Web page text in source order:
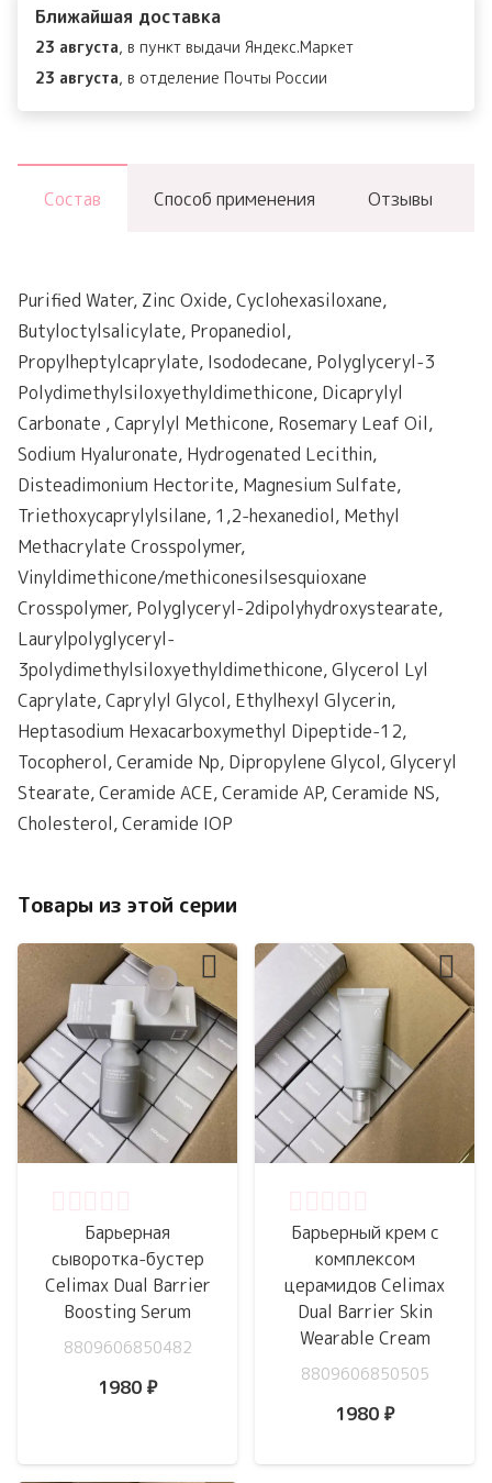
Watery
Sun
Cream
SPF50+PA++++
Ближайшая доставка
23 августа, в пункт выдачи Яндекс.Маркет
23 августа, в отделение Почты России
Состав Способ применения Отзывы
Purified Water, Zinc Oxide, Cyclohexasiloxane,
Butyloctylsalicylate, Propanediol,
Propylheptylcaprylate, Isododecane, Polyglyceryl-3
Polydimethylsiloxyethyldimethicone, Dicaprylyl
Carbonate , Caprylyl Methicone, Rosemary Leaf Oil,
Sodium Hyaluronate, Hydrogenated Lecithin,
Disteadimonium Hectorite, Magnesium Sulfate,
Triethoxycaprylylsilane, 1,2-hexanediol, Methyl
Methacrylate Crosspolymer,
Vinyldimethicone/methiconesilsesquioxane
Crosspolymer, Polyglyceryl-2dipolyhydroxystearate,
Laurylpolyglyceryl-
3polydimethylsiloxyethyldimethicone, Glycerol Lyl
Caprylate, Caprylyl Glycol, Ethylhexyl Glycerin,
Heptasodium Hexacarboxymethyl Dipeptide-12,
Tocopherol, Ceramide Np, Dipropylene Glycol, Glyceryl
Stearate, Ceramide ACE, Ceramide AP, Ceramide NS,
Cholesterol, Ceramide IOP
Товары из этой серии
Барьерная
сыворотка-бустер
Celimax Dual Barrier
Boosting Serum
8809606850482
1980 ₽
Барьерный крем с
комплексом
церамидов Celimax
Dual Barrier Skin
Wearable Cream
8809606850505
1980 ₽